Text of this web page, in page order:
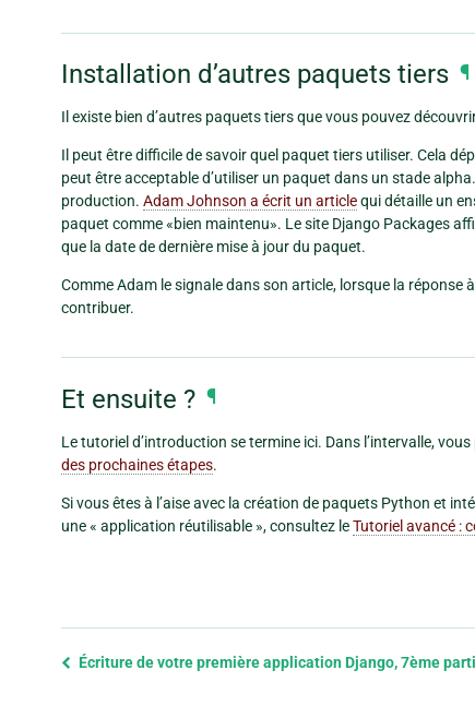
Installation d’autres paquets tiers ¶
Il existe bien d’autres paquets tiers que vous pouvez
Il peut être difficile de savoir quel paquet tiers utiliser. Cela
peut être acceptable d’utiliser un paquet dans un stade
production. Adam Johnson a écrit un articlequi détaille un
paquet comme «bien maintenu». Le site Django Packages
que la date de dernière mise à jour du paquet.
Comme Adam le signale dans son article, lorsque la réponse
contribuer.
Et ensuite ? ¶
Le tutoriel d’introduction se termine ici. Dans l’intervalle,
des prochaines étapes.
Si vous êtes à l’aise avec la création de paquets Python et
une « application réutilisable », consultez leTutoriel avancé :
Previous
Écriture de votre première application Django, 7ème